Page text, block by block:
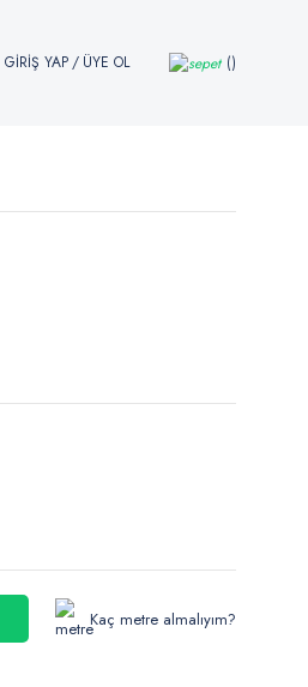
GİRİŞ YAP/ ÜYE OL
Kaç metre almalıyım?